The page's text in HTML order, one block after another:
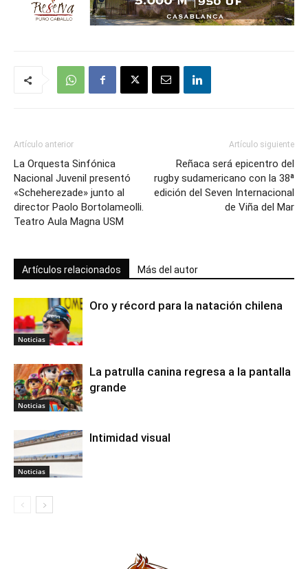
Artículo anterior
La Orquesta Sinfónica
Nacional Juvenil presentó
«Scheherezade» junto al
director Paolo Bortolameolli.
Teatro Aula Magna USM
Artículo siguiente
Reñaca será epicentro del
rugby sudamericano con la 38ª
edición del Seven Internacional
de Viña del Mar
Artículos relacionados Más del autor
Noticias
Oro y récord para la natación chilena
Noticias
La patrulla canina regresa a la pantalla
grande
Noticias
Intimidad visual